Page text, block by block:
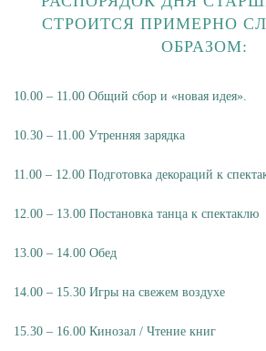
СТРОИТСЯ ПРИМЕРНО
ОБРАЗОМ:
10.00 – 11.00 Общий сбор и «новая идея».
10.30 – 11.00 Утренняя зарядка
11.00 – 12.00 Подготовка декораций к
12.00 – 13.00 Постановка танца к спектаклю
13.00 – 14.00 Обед
14.00 – 15.30 Игры на свежем воздухе
15.30 – 16.00 Кинозал / Чтение книг